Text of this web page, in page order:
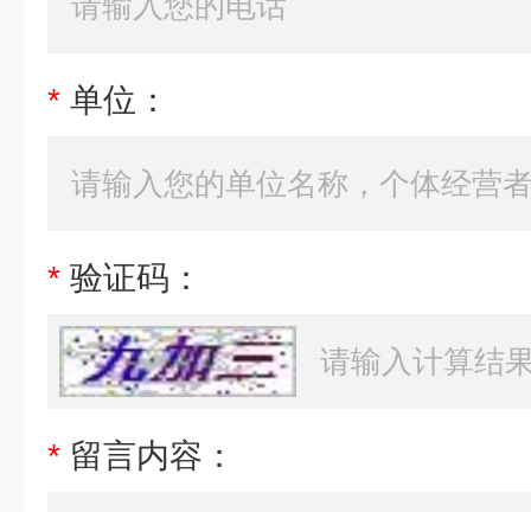
* 单位：
* 验证码：
* 留言内容：